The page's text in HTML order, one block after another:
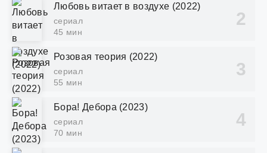
Любовь витает в воздухе (2022)
сериал
45 мин
Розовая теория (2022)
сериал
55 мин
Бора! Дебора (2023)
сериал
70 мин